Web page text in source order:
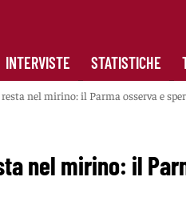
INTERVISTE STATISTICHE
nel mirino: il Parma osserva e
nel mirino: il